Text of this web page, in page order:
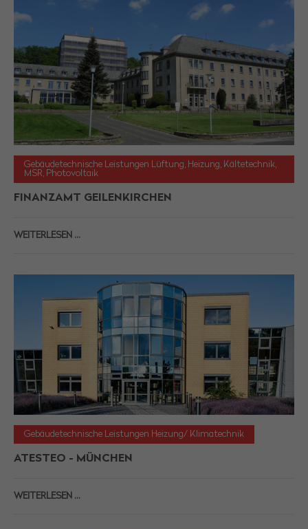
Gebäudetechnische Leistungen Lüftung, Heizung, Kältetechnik,
MSR, Photovoltaik
FINANZAMT GEILENKIRCHEN
WEITERLESEN …
Gebäudetechnische Leistungen Heizung/ Klimatechnik
ATESTEO - MÜNCHEN
WEITERLESEN …